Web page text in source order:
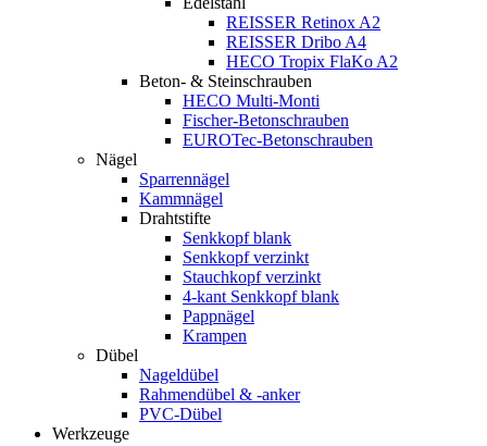
REISSER Retinox A2
REISSER Dribo A4
HECO Tropix FlaKo A2
Beton- & Steinschrauben
HECO Multi-Monti
Fischer-Betonschrauben
EUROTec-Betonschrauben
Nägel
Sparrennägel
Kammnägel
Drahtstifte
Senkkopf blank
Senkkopf verzinkt
Stauchkopf verzinkt
4-kant Senkkopf blank
Pappnägel
Krampen
Dübel
Nageldübel
Rahmendübel & -anker
PVC-Dübel
Werkzeuge